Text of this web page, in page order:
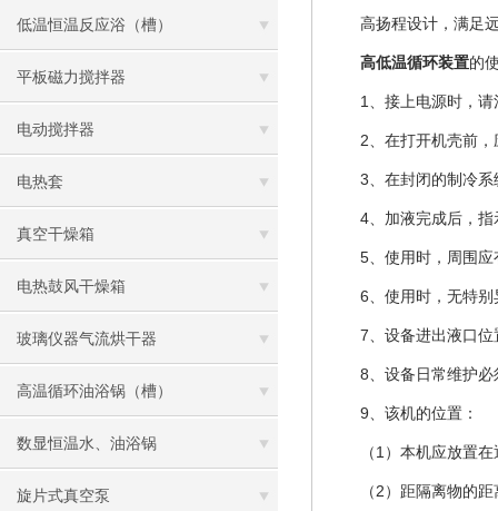
低温恒温反应浴（槽）
平板磁力搅拌器
电动搅拌器
电热套
真空干燥箱
电热鼓风干燥箱
玻璃仪器气流烘干器
高温循环油浴锅（槽）
数显恒温水、油浴锅
旋片式真空泵
高扬程设计，满足远
高低温循环装置的
1、接上电源时，请
2、在打开机壳前，
3、在封闭的制冷系统
4、加液完成后，指
5、使用时，周围应
6、使用时，无特别
7、设备进出液口位
8、设备日常维护必
9、该机的位置：
（1）本机应放置在
（2）距隔离物的距